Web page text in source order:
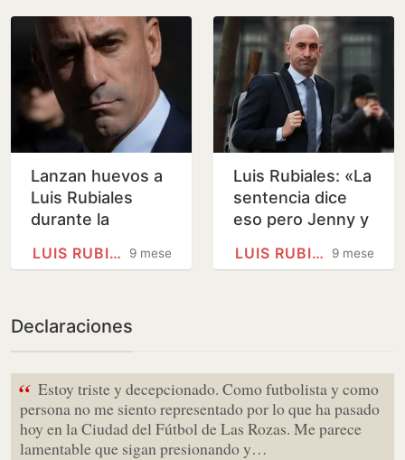
Lanzan huevos a
Luis Rubiales
durante la
su libro
9 meses
LUIS RUBIALES
Luis Rubiales: «La
sentencia dice
eso pero Jenny y
no fue así»
9 meses
LUIS RUBIALES
Declaraciones
“ Estoy triste y decepcionado. Como futbolista y como
persona no me siento representado por lo que ha pasado
hoy en la Ciudad del Fútbol de Las Rozas. Me parece
lamentable que sigan presionando y…